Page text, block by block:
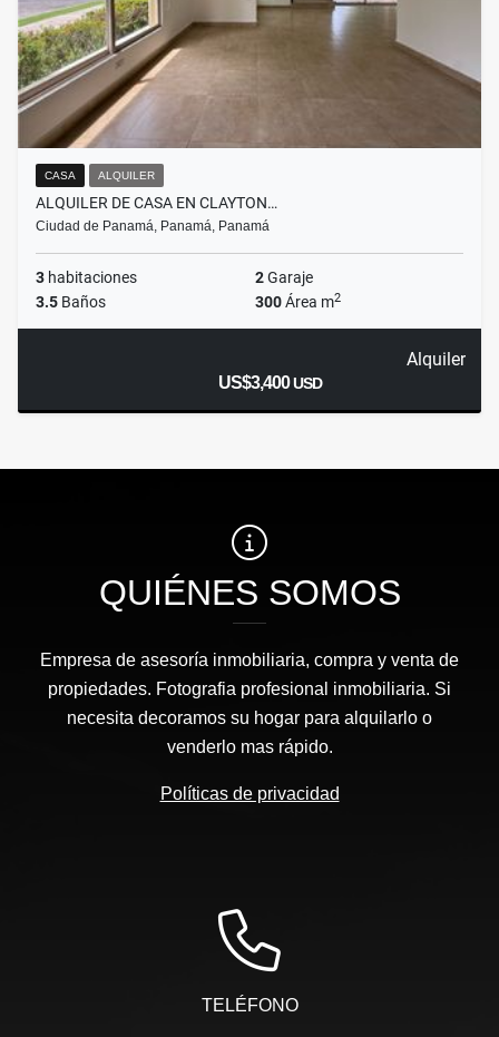
CASA ALQUILER
ALQUILER DE CASA EN CLAYTON…
Ciudad de Panamá, Panamá, Panamá
3 habitaciones 2Garaje
3.5 Baños 300Área m2
Alquiler
US$3,400USD
QUIÉNES SOMOS
Empresa de asesoría inmobiliaria, compra y venta de
propiedades. Fotografia profesional inmobiliaria. Si
necesita decoramos su hogar para alquilarlo o
venderlo mas rápido.
Políticas de privacidad
TELÉFONO